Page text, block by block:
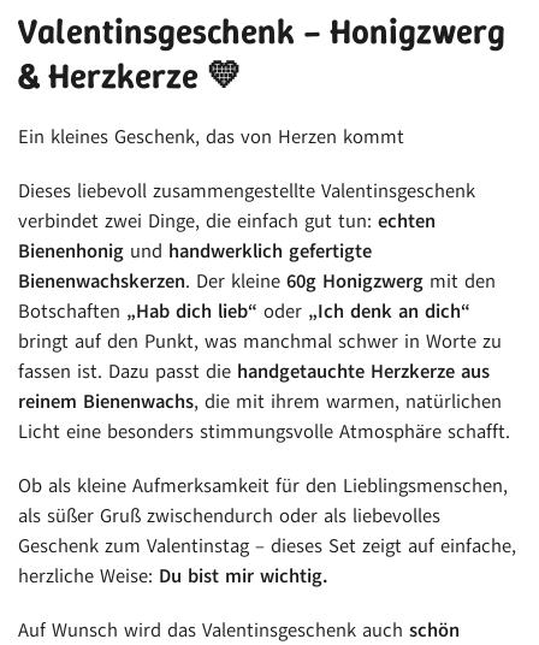
Valentinsgeschenk – Honigzwerg
& Herzkerze 💛
Ein kleines Geschenk, das von Herzen kommt
Dieses liebevoll zusammengestellte Valentinsgeschenk
verbindet zwei Dinge, die einfach gut tun: echten
Bienenhonig und handwerklich gefertigte
Bienenwachskerzen. Der kleine 60g Honigzwerg mit den
Botschaften „Hab dich lieb“ oder „Ich denk an dich“
bringt auf den Punkt, was manchmal schwer in Worte zu
fassen ist. Dazu passt die handgetauchte Herzkerze aus
reinem Bienenwachs, die mit ihrem warmen, natürlichen
Licht eine besonders stimmungsvolle Atmosphäre schafft.
Ob als kleine Aufmerksamkeit für den Lieblingsmenschen,
als süßer Gruß zwischendurch oder als liebevolles
Geschenk zum Valentinstag – dieses Set zeigt auf einfache,
herzliche Weise: Du bist mir wichtig.
Auf Wunsch wird das Valentinsgeschenk auch schön